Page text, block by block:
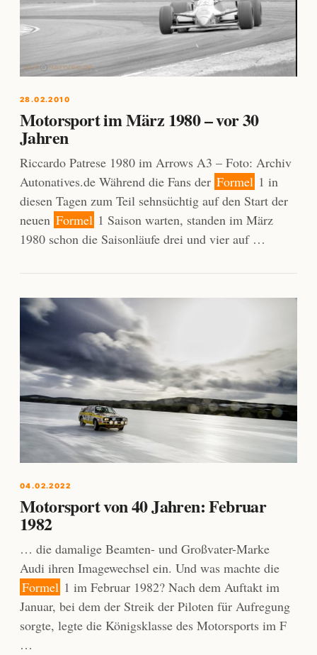
28.02.2010
Motorsport im März 1980 – vor 30
Jahren
Riccardo Patrese 1980 im Arrows A3 – Foto: Archiv
Autonatives.de Während die Fans der Formel 1 in
diesen Tagen zum Teil sehnsüchtig auf den Start der
neuen Formel 1 Saison warten, standen im März
1980 schon die Saisonläufe drei und vier auf …
04.02.2022
Motorsport von 40 Jahren: Februar
1982
… die damalige Beamten- und Großvater-Marke
Audi ihren Imagewechsel ein. Und was machte die
Formel 1 im Februar 1982? Nach dem Auftakt im
Januar, bei dem der Streik der Piloten für Aufregung
sorgte, legte die Königsklasse des Motorsports im F
…